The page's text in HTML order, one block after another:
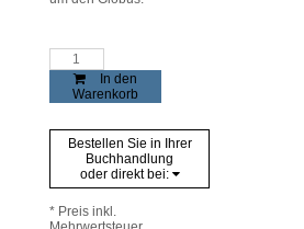
Art
Living
Menge
In den
Warenkorb
Bestellen Sie in Ihrer
Buchhandlung
oder direkt bei:
* Preis inkl.